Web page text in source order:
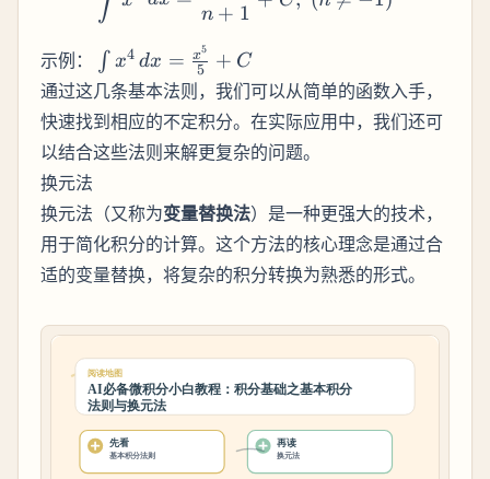
\frac{x^3}
{3} +
\frac{x^2}
{2} + C
n + 1
示例：
\int x^4 \,
dx =
\frac{x^5}
{5} + C
∫ x4 dx = 5
x5 + C
通过这几条基本法则，我们可以从简单的函数入手，
快速找到相应的不定积分。在实际应用中，我们还可
以结合这些法则来解更复杂的问题。
换元法
换元法（又称为变量替换法）是一种更强大的技术，
用于简化积分的计算。这个方法的核心理念是通过合
适的变量替换，将复杂的积分转换为熟悉的形式。